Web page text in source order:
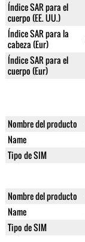
Índice SAR para el
cuerpo (EE. UU.)
Índice SAR para la
cabeza (Eur)
Índice SAR para el
cuerpo (Eur)
Nombre del producto
Name
Tipo de SIM
Nombre del producto
Name
Tipo de SIM